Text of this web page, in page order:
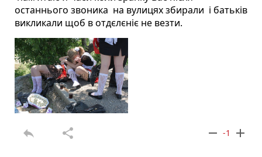
останнього звоника на вулицях збирали і батьків
викликали щоб в отдєлєніє не везти.
reply share remove -1 add